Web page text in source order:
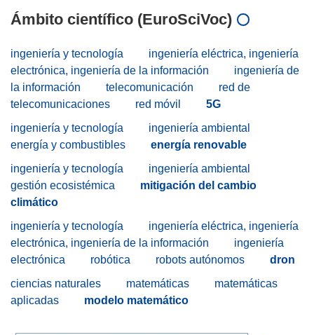
Ámbito científico (EuroSciVoc)
ingeniería y tecnología
ingeniería eléctrica, ingeniería
electrónica, ingeniería de la información
ingeniería de
la información
telecomunicación
red de
telecomunicaciones
red móvil
5G
ingeniería y tecnología
ingeniería ambiental
energía y combustibles
energía renovable
ingeniería y tecnología
ingeniería ambiental
gestión ecosistémica
mitigación del cambio
climático
ingeniería y tecnología
ingeniería eléctrica, ingeniería
electrónica, ingeniería de la información
ingeniería
electrónica
robótica robots autónomos
dron
ciencias naturales
matemáticas
matemáticas
aplicadas
modelo matemático